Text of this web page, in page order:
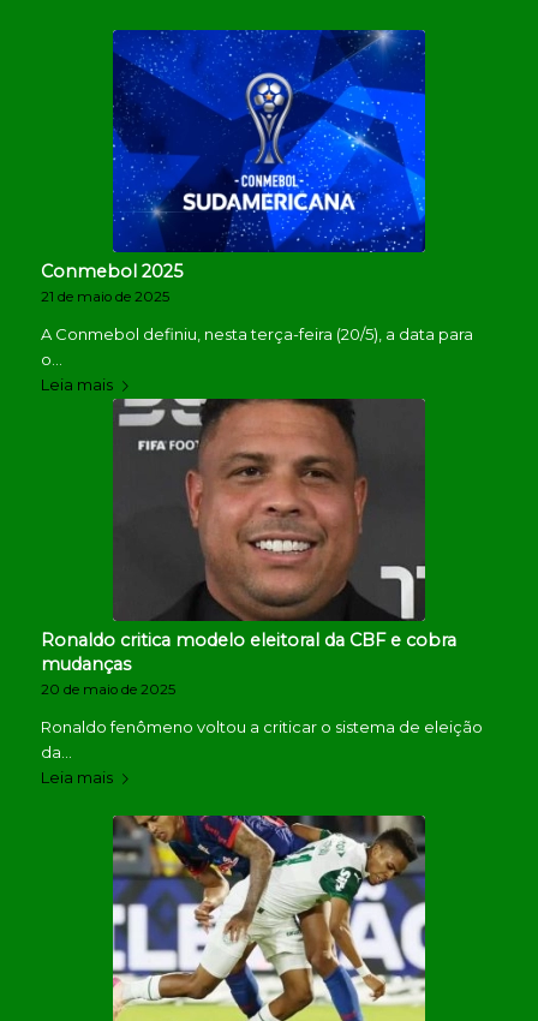
Conmebol 2025
21 de maio de 2025
A Conmebol definiu, nesta terça-feira (20/5), a data para
o…
Leia mais
Ronaldo critica modelo eleitoral da CBF e cobra
mudanças
20 de maio de 2025
Ronaldo fenômeno voltou a criticar o sistema de eleição
da…
Leia mais